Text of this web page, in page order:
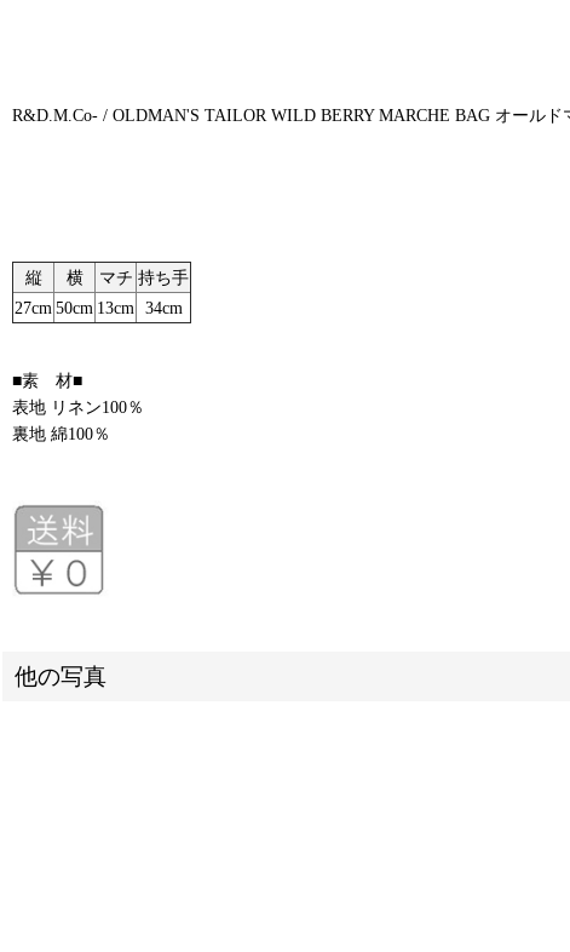
R&D.M.Co- / OLDMAN'S TAILOR WILD BERRY MARCHE BAG オール
縦 横 マチ 持ち手
27cm 50cm 13cm 34cm
■素 材■
表地 リネン100％
裏地 綿100％
他の写真